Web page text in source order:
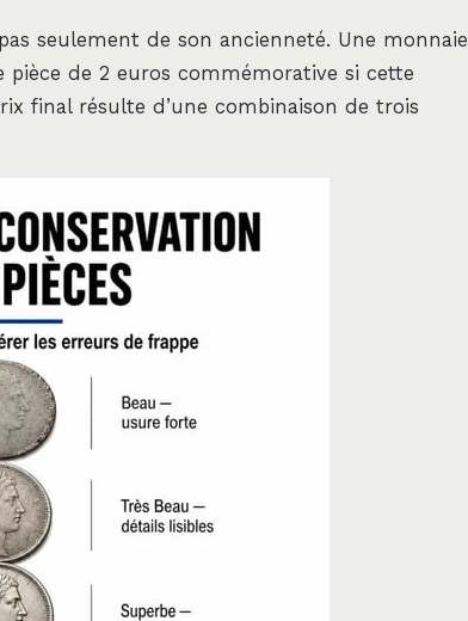
seulement de son ancienneté. Une monnaie
de 2 euros commémorative si cette
final résulte d’une combinaison de trois